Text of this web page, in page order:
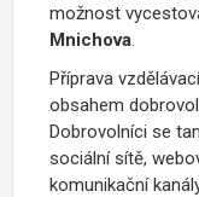
možnost
Mnichova.
Příprava
obsahem
Dobrovolníci se
sociální sítě,
komunikační